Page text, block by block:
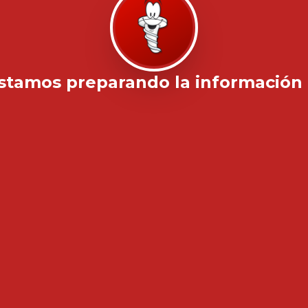
preparando la información